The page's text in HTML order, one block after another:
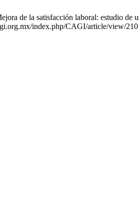
de la satisfacción laboral: estudio de
index.php/CAGI/article/view/210